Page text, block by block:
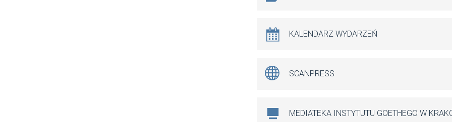
KALENDARZ WYDARZEŃ
SCANPRESS
MEDIATEKA INSTYTUTU GOETHEGO W